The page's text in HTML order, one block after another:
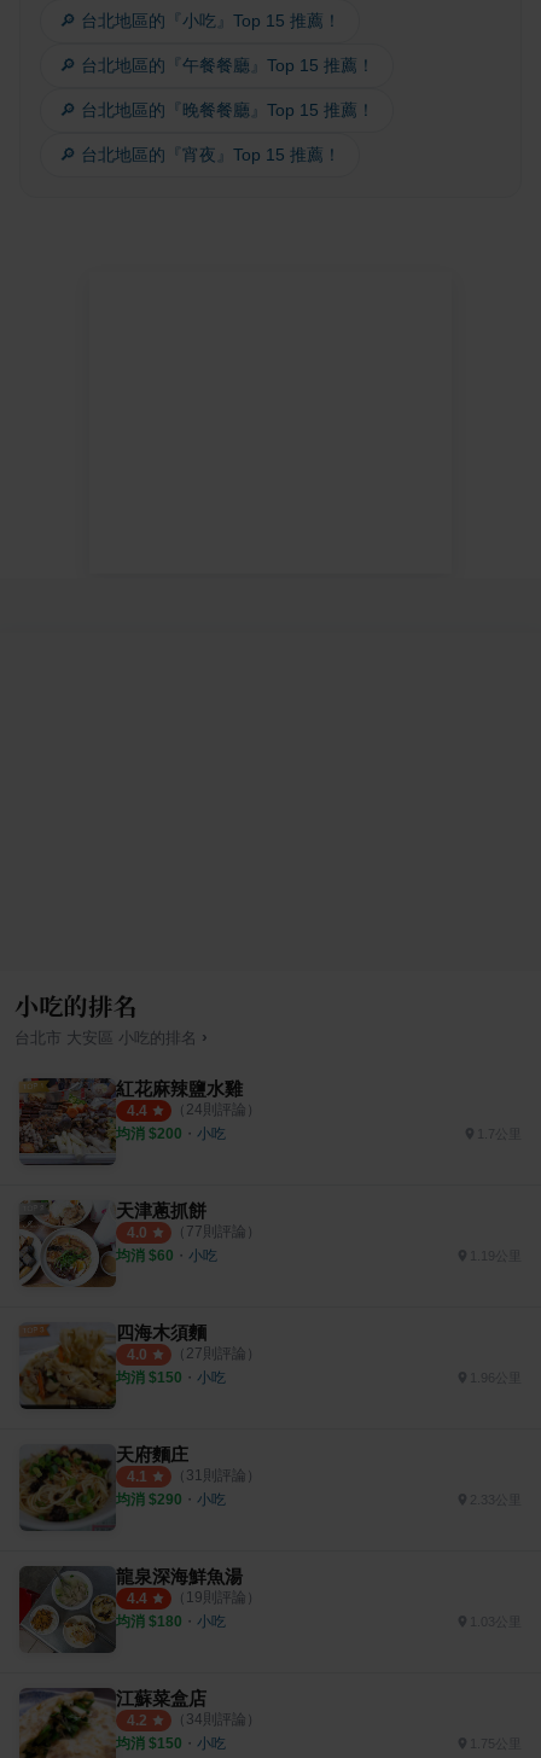
🔎 台北地區的『小吃』Top 15 推薦！
🔎 台北地區的『午餐餐廳』Top 15 推薦！
🔎 台北地區的『晚餐餐廳』Top 15 推薦！
🔎 台北地區的『宵夜』Top 15 推薦！
小吃的排名
台北市 大安區 小吃 的排名 ›
紅花麻辣鹽水雞
4.4 （ 24則評論）
均消 $200 ・ 小吃
天津蔥抓餅
4.0 （ 77則評論）
均消 $60 ・ 小吃
四海木須麵
4.0 （ 27則評論）
均消 $150 ・ 小吃
天府麵庄
4.1 （ 31 則評論）
均消 $290 ・ 小吃
龍泉深海鮮魚湯
4.4 （ 19則評論）
均消 $180 ・ 小吃
江蘇菜盒店
4.2 （ 34則評論）
均消 $150 ・ 小吃 1.75公里